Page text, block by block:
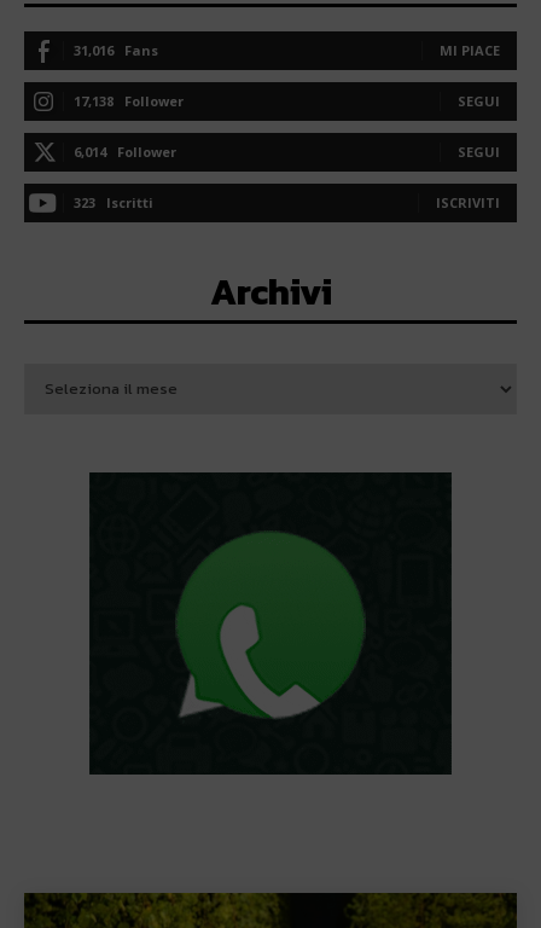
31,016 Fans MI PIACE
17,138 Follower SEGUI
6,014 Follower SEGUI
323 Iscritti ISCRIVITI
Archivi